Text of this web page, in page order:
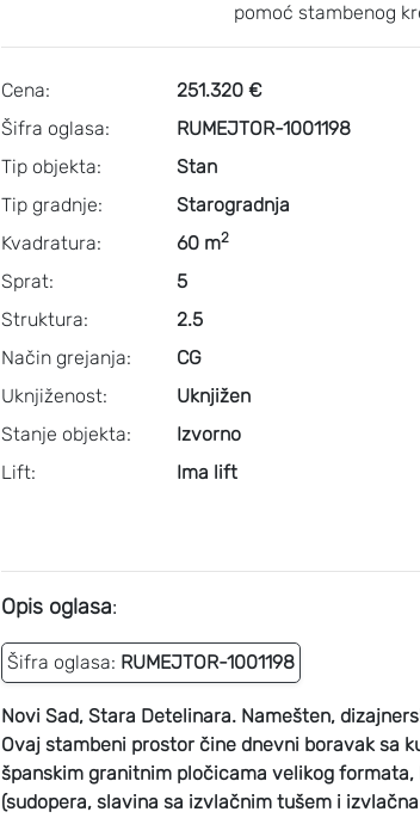
pomoć stambenog
Cena:
Šifra oglasa:
Tip objekta:
Tip gradnje:
Kvadratura:
Sprat:
Struktura:
Način grejanja:
Uknjiženost:
Stanje objekta:
Lift:
251.320 €
RUMEJTOR-1001198
Stan
Starogradnja
60 m2
5
2.5
CG
Uknjižen
Izvorno
Ima lift
Opis oglasa:
Šifra oglasa: RUMEJTOR-1001198
Novi Sad, Stara Detelinara. Namešten,
Ovaj stambeni prostor čine dnevni boravak sa
španskim granitnim pločicama velikog
(sudopera, slavina sa izvlačnim tušem i